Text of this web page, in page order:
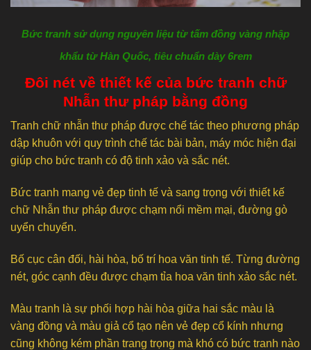
Bức tranh sử dụng nguyên liệu từ tấm đồng vàng nhập
khẩu từ Hàn Quốc, tiêu chuẩn dày 6rem
Đôi nét về thiết kế của bức tranh chữ
Nhẫn thư pháp bằng đồng
Tranh chữ nhẫn thư pháp được chế tác theo phương pháp
dập khuôn với quy trình chế tác bài bản, máy móc hiện đại
giúp cho bức tranh có độ tinh xảo và sắc nét.
Bức tranh mang vẻ đẹp tinh tế và sang trọng với thiết kế
chữ Nhẫn thư pháp được chạm nổi mềm mại, đường gò
uyển chuyển.
Bố cục cân đối, hài hòa, bố trí hoa văn tinh tế. Từng đường
nét, góc cạnh đều được chạm tỉa hoa văn tinh xảo sắc nét.
Màu tranh là sự phối hợp hài hòa giữa hai sắc màu là
vàng đồng và màu giả cổ tạo nên vẻ đẹp cổ kính nhưng
cũng không kém phần trang trọng mà khó có bức tranh nào